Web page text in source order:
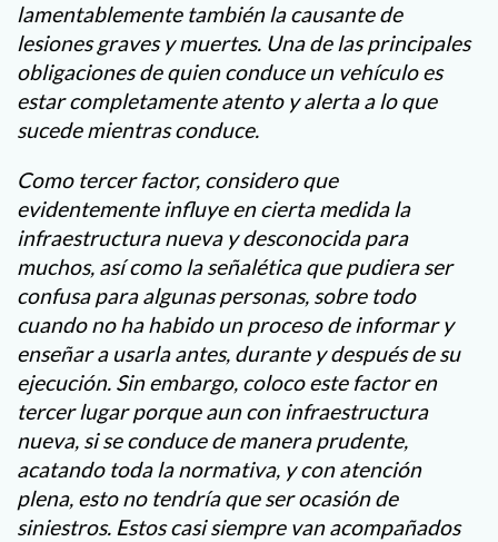
lamentablemente también la causante de
lesiones graves y muertes. Una de las principales
obligaciones de quien conduce un vehículo es
estar completamente atento y alerta a lo que
sucede mientras conduce.
Como tercer factor, considero que
evidentemente influye en cierta medida la
infraestructura nueva y desconocida para
muchos, así como la señalética que pudiera ser
confusa para algunas personas, sobre todo
cuando no ha habido un proceso de informar y
enseñar a usarla antes, durante y después de su
ejecución. Sin embargo, coloco este factor en
tercer lugar porque aun con infraestructura
nueva, si se conduce de manera prudente,
acatando toda la normativa, y con atención
plena, esto no tendría que ser ocasión de
siniestros. Estos casi siempre van acompañados